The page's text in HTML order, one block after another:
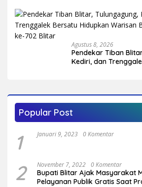
Agustus 8, 2026
Pendekar Tiban
Kediri, dan
Popular Post
1 Januari 9, 2023 0 Komentar
2 November 7, 2022 0 Komentar
Bupati Blitar Ajak Masyarakat
Pelayanan Publik Gratis Saat